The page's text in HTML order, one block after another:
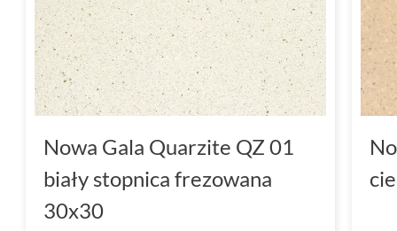
Nowa Gala Quarzite QZ 01
biały stopnica frezowana
30x30